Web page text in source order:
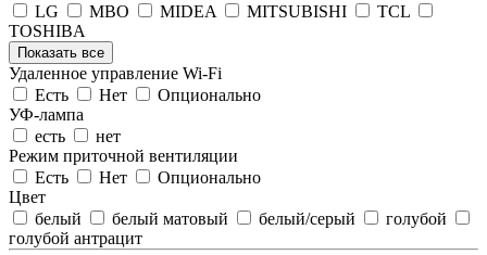
LG
MBO MIDEA MITSUBISHI
TCL
TOSHIBA
Показать все
Удаленное управление Wi-Fi
Есть
Нет
Опционально
УФ-лампа
есть
нет
Режим приточной вентиляции
Есть
Нет
Опционально
Цвет
белый
белый матовый белый/серый
голубой
голубой антрацит